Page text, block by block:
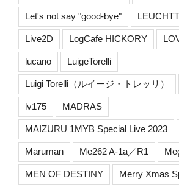
Let's not say "good-bye"
Live2D LogCafe HICKORY
lucano LuigeTorelli
Luigi Torelli（ルイージ・トレッリ）
lv175 MADRAS
MAIZURU 1MYB Special Live 2023
Maruman Me262 A-1a／R1
MEN OF DESTINY Merry Xmas